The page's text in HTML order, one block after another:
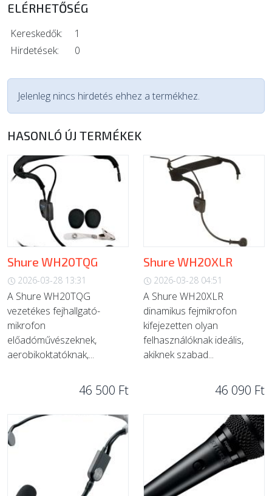
ELÉRHETŐSÉG
Kereskedők:
1
Hirdetések:
0
Jelenleg nincs hirdetés ehhez a termékhez.
HASONLÓ ÚJ TERMÉKEK
Shure WH20TQG
2026-03-28 13:31
A Shure WH20TQG
vezetékes fejhallgató-
mikrofon
előadóművészeknek,
aerobikoktatóknak,...
46 500 Ft
Shure WH20XLR
2026-03-28 04:51
A Shure WH20XLR
dinamikus fejmikrofon
kifejezetten olyan
felhasználóknak ideális,
akiknek szabad...
46 090 Ft